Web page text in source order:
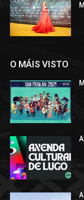
O MÁIS VISTO